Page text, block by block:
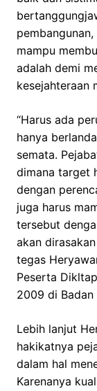
mampu
adalah demi
kesejahteraan
“Harus ada
hanya
semata.
dimana target
dengan
juga harus
tersebut
akan
tegas
Peserta
2009 di Badan
Lebih lanjut
hakikatnya
dalam hal
Karenanya